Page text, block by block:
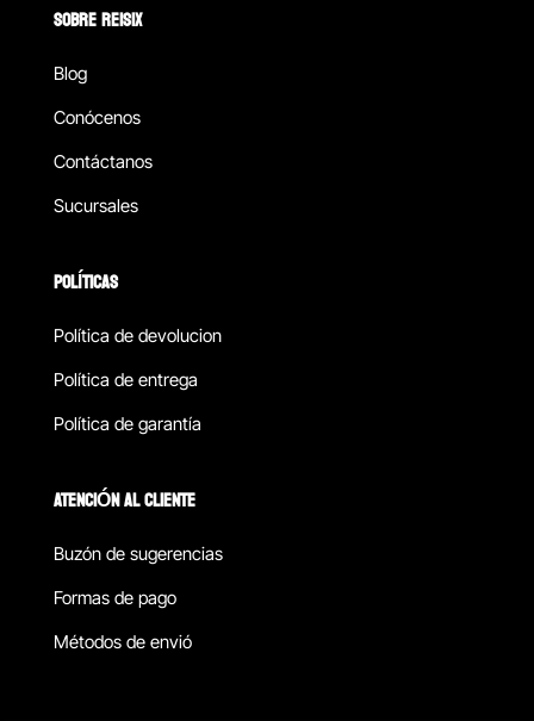
SOBRE REISIX
Blog
Conócenos
Contáctanos
Sucursales
POLÍTICAS
Política de devolucion
Política de entrega
Política de garantía
ATENCIÓN AL CLIENTE
Buzón de sugerencias
Formas de pago
Métodos de envió